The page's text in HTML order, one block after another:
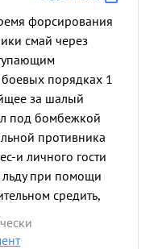
форсирования
смай через
боевых порядках 1
за шалый
под бомбежкой
противника
и личного гости
льду при помощи
средить,